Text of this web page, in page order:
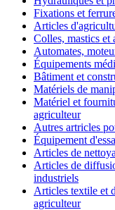
Fixations et
Articles
Colles, mastics et
Automates,
Équipements
Bâtiment et
Matériels de
Matériel et
agriculteur
Autres artricles
Équipement
Articles de
Articles de
industriels
Articles textile et
agriculteur